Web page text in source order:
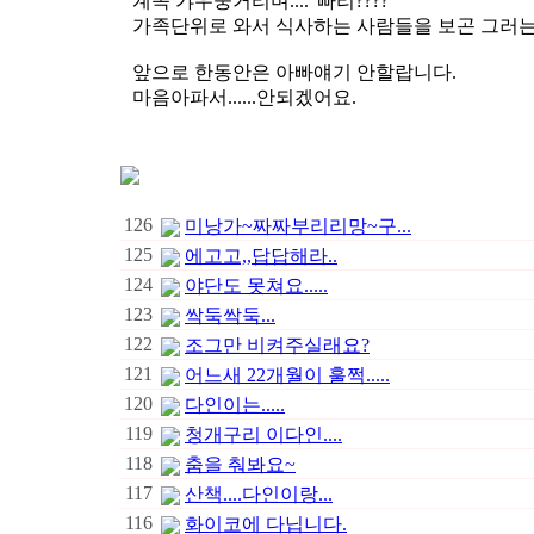
가족단위로 와서 식사하는 사람들을 보곤 그러
앞으로 한동안은 아빠얘기 안할랍니다.
마음아파서......안되겠어요.
126 미낭가~짜짜부리리망~구...
125
에고고,,답답해라..
124
야단도 못쳐요.....
123
싹둑싹둑...
122
조그만 비켜주실래요?
121
어느새 22개월이 훌쩍.....
120
다인이는.....
119
청개구리 이다인....
118
춤을 춰봐요~
117
산책....다인이랑...
116
화이코에 다닙니다.